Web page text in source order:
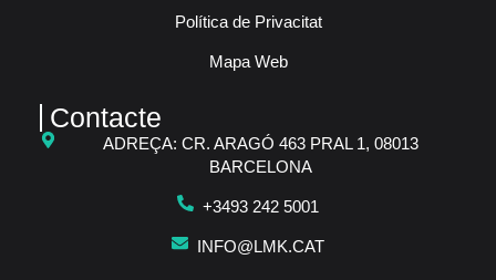
Política de Privacitat
Mapa Web
Contacte
ADREÇA: CR. ARAGÓ 463 PRAL 1, 08013
BARCELONA
+3493 242 5001
INFO@LMK.CAT